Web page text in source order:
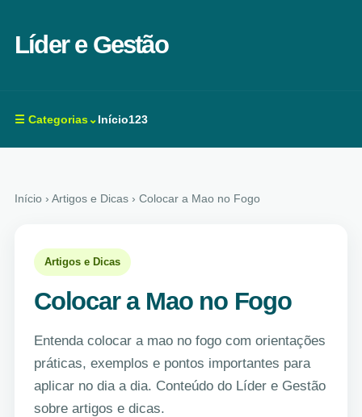
Líder e Gestão
☰ Categorias⌄Início123
Início › Artigos e Dicas › Colocar a Mao no Fogo
Artigos e Dicas
Colocar a Mao no Fogo
Entenda colocar a mao no fogo com orientações
práticas, exemplos e pontos importantes para
aplicar no dia a dia. Conteúdo do Líder e Gestão
sobre artigos e dicas.